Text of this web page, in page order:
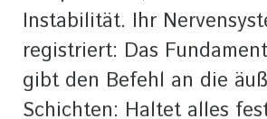
Instabilität. Ihr
registriert: Das
gibt den Befehl an die
Schichten: Haltet alles